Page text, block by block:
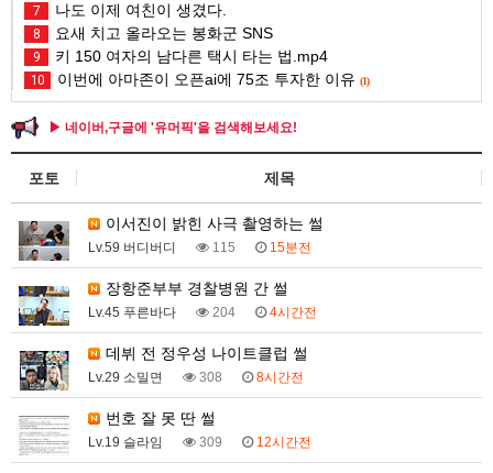
7 나도 이제 여친이 생겼다.
8 요새 치고 올라오는 봉화군 SNS
9 키 150 여자의 남다른 택시 타는 법.mp4
10 이번에 아마존이 오픈ai에 75조 투자한 이유 (1)
▶ 네이버,구글에 '유머픽'을 검색해보세요!
포토 제목
이서진이 밝힌 사극 촬영하는 썰
Lv.59 버디버디 115 15분전
장항준부부 경찰병원 간 썰
Lv.45 푸른바다 204 4시간전
데뷔 전 정우성 나이트클럽 썰
Lv.29 소밀면 308 8시간전
번호 잘 못 딴 썰
Lv.19 슬라임 309 12시간전